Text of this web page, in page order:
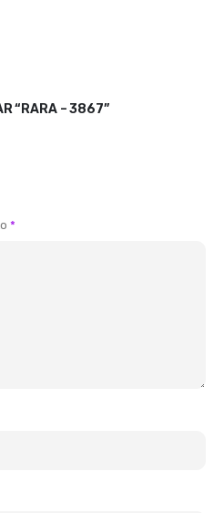
“RARA – 3867”
*